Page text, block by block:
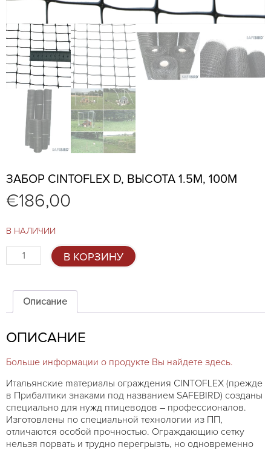
ЗАБОР CINTOFLEX D, ВЫСОТА 1.5М, 100М
€186,00
В НАЛИЧИИ
Количество
товара
CINTOFLEX
высота
100м
В КОРЗИНУ
Описание
ОПИСАНИЕ
Больше информации о продукте Вы найдете здесь.
Итальянские mатериалы ограждения CINTOFLEX (прежде
в Прибалтики знаками под названием SAFEBIRD) созданы
специально для нужд птицеводов – профессионалов.
Изготовлены по специальной технологии из ПП,
отличаются особой прочностью. Ограждающию сетку
нельзя порвать и трудно перегрызть, но одновременно